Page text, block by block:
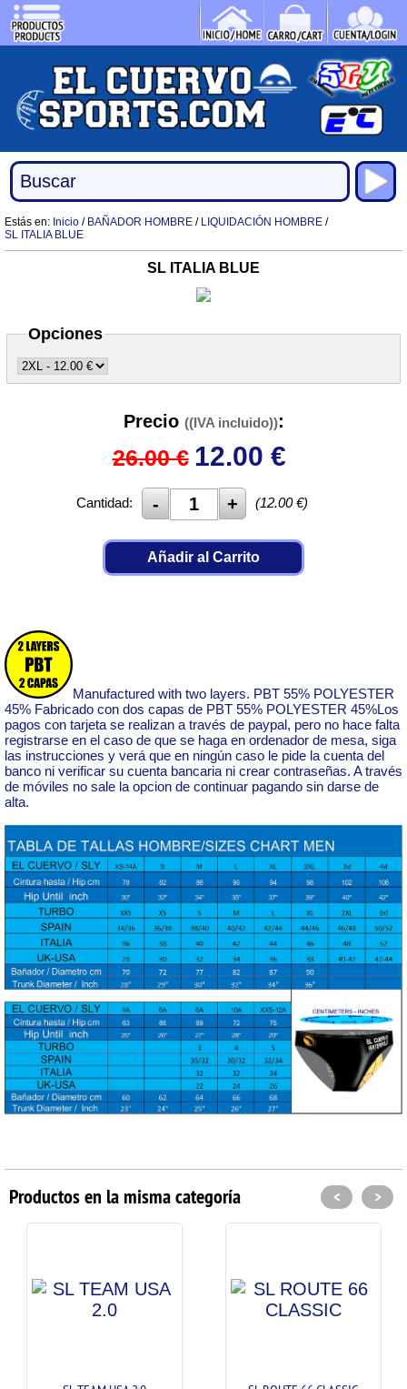
Estás en: Inicio / BAÑADOR HOMBRE / LIQUIDACIÓN HOMBRE /
SL ITALIA BLUE
SL ITALIA BLUE
Opciones
Precio ((IVA incluido)):
26.00 € 12.00 €
Cantidad: (12.00€)
Añadir al Carrito
Manufactured with two layers. PBT 55% POLYESTER
45% Fabricado con dos capas de PBT 55% POLYESTER 45%Los
pagos con tarjeta se realizan a través de paypal, pero no hace falta
registrarse en el caso de que se haga en ordenador de mesa, siga
las instrucciones y verá que en ningún caso le pide la cuenta del
banco ni verificar su cuenta bancaria ni crear contraseñas. A través
de móviles no sale la opcion de continuar pagando sin darse de
alta.
Productos en la misma categoría < >